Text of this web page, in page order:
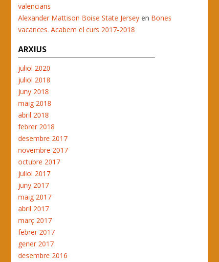
valencians
Alexander Mattison Boise State Jersey en Bones
vacances. Acabem el curs 2017-2018
ARXIUS
juliol 2020
juliol 2018
juny 2018
maig 2018
abril 2018
febrer 2018
desembre 2017
novembre 2017
octubre 2017
juliol 2017
juny 2017
maig 2017
abril 2017
març 2017
febrer 2017
gener 2017
desembre 2016